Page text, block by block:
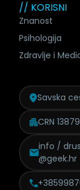
// KORISNI
Znanost
Psihologija
Zdravlje i
Savska
CRN
info /
@geek.hr